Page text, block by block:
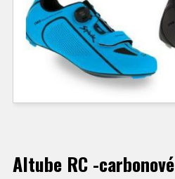
Altube RC -carbonové